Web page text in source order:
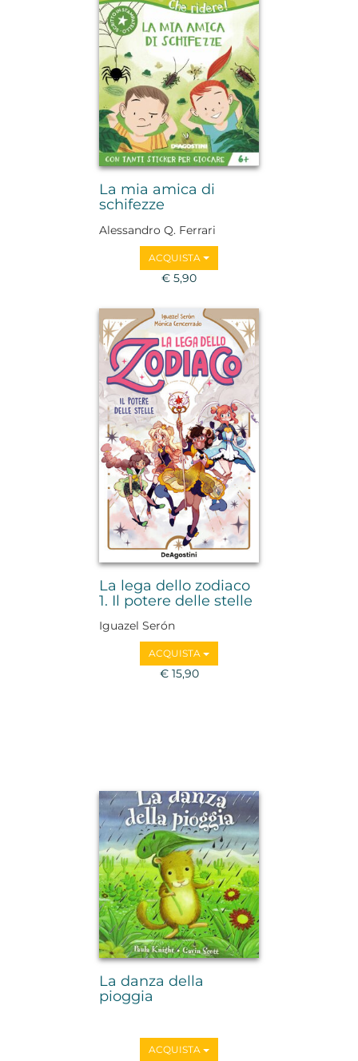
La mia amica di
schifezze
Alessandro Q. Ferrari
ACQUISTA
€ 5,90
La lega dello zodiaco
1. Il potere delle stelle
Iguazel Serón
ACQUISTA
€ 15,90
La danza della
pioggia
ACQUISTA